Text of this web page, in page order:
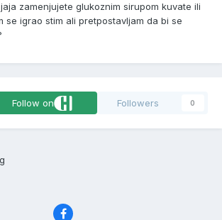
zamenjujete glukoznim sirupom kuvate ili
se igrao stim ali pretpostavljam da bi se
Follow on Followers 0